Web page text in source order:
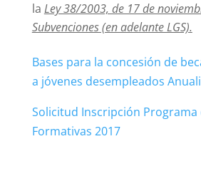
la Ley 38/2003, de 17 de
Subvenciones (en adelante LGS).
Bases para la concesión de
a jóvenes desempleados
Solicitud Inscripción Programa
Formativas 2017